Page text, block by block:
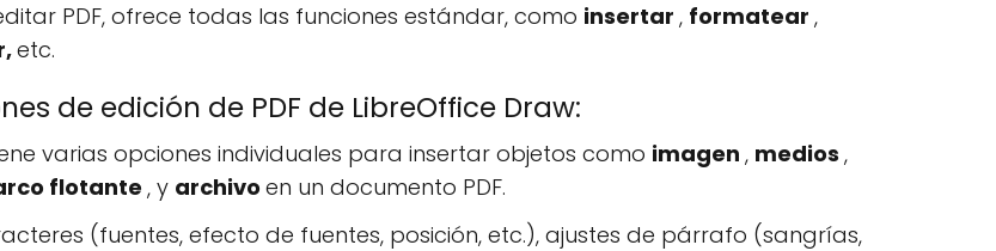
PDF, ofrece todas las funciones estándar, como insertar , formatear ,
etc.
de edición de PDF de LibreOffice Draw:
varias opciones individuales para insertar objetos como imagen , medios ,
flotante , y archivo en un documento PDF.
(fuentes, efecto de fuentes, posición, etc.), ajustes de párrafo (sangrías,